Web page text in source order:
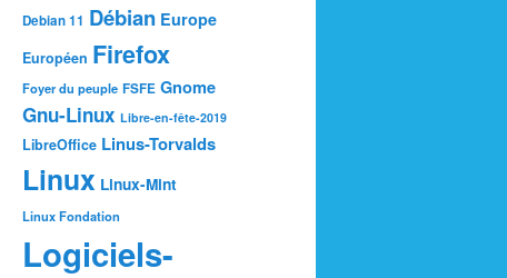
Debian 11 Débian Europe
Européen Firefox
Foyer du peuple FSFE Gnome
Gnu-Linux Libre-en-fête-2019
LibreOffice Linus-Torvalds
Linux Linux-Mint
Linux Fondation
Logiciels-